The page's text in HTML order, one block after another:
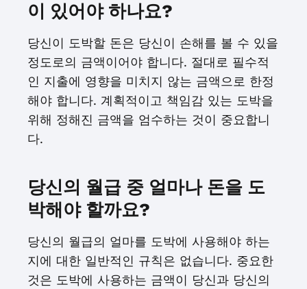
이 있어야 하나요?
당신이 도박할 돈은 당신이 손해를 볼 수 있을
정도로의 금액이어야 합니다. 절대로 필수적
인 지출에 영향을 미치지 않는 금액으로 한정
해야 합니다. 계획적이고 책임감 있는 도박을
위해 정해진 금액을 엄수하는 것이 중요합니
다.
당신의 월급 중 얼마나 돈을 도
박해야 할까요?
당신의 월급의 얼마를 도박에 사용해야 하는
지에 대한 일반적인 규칙은 없습니다. 중요한
것은 도박에 사용하는 금액이 당신과 당신의